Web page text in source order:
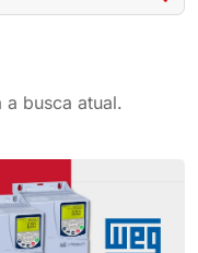
busca atual.